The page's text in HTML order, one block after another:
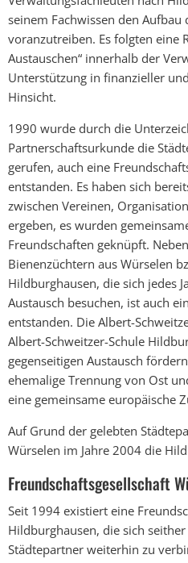
seinem Fachwissen den Aufbau
voranzutreiben. Es folgten eine
Austauschen“ innerhalb der
Unterstützung in finanzieller
Hinsicht.
1990 wurde durch die
Partnerschaftsurkunde die
gerufen, auch eine
entstanden. Es haben sich
zwischen Vereinen,
ergeben, es wurden
Freundschaften geknüpft.
Bienenzüchtern aus Würselen
Hildburghausen, die sich jedes
Austausch besuchen, ist auch
entstanden. Die Albert-
Albert-Schweitzer-Schule
gegenseitigen Austausch
ehemalige Trennung von Ost
eine gemeinsame europäische
Auf Grund der gelebten
Würselen im Jahre 2004 die
Freundschaftsgesellschaft
Seit 1994 existiert eine
Hildburghausen, die sich
Städtepartner weiterhin zu